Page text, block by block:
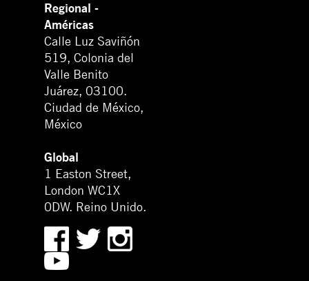
Regional -
Américas
Calle Luz Saviñón
519, Colonia del
Valle Benito
Juárez, 03100.
Ciudad de México,
México
Global
1 Easton Street,
London WC1X
0DW. Reino Unido.